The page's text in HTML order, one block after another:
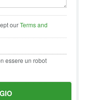
ourTerms and
essere un robot